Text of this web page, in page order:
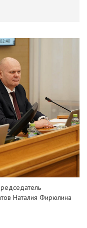
Наталия Фирюлина